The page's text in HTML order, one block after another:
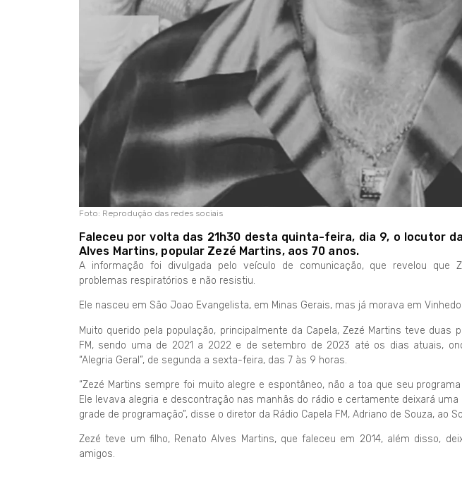
Foto: Reprodução das redes sociais
Faleceu por volta das 21h30 desta quinta-feira, dia 9, o locutor da
Alves Martins, popular Zezé Martins, aos 70 anos.
A informação foi divulgada pelo veículo de comunicação, que revelou que
problemas respiratórios e não resistiu.
Ele nasceu em São Joao Evangelista, em Minas Gerais, mas já morava em
Muito querido pela população, principalmente da Capela, Zezé Martins teve duas
FM, sendo uma de 2021 a 2022 e de setembro de 2023 até os dias atuais,
“Alegria Geral”, de segunda a sexta-feira, das 7 às 9 horas.
“Zezé Martins sempre foi muito alegre e espontâneo, não a toa que seu programa
Ele levava alegria e descontração nas manhãs do rádio e certamente deixará
grade de programação”, disse o diretor da Rádio Capela FM, Adriano de Souza, ao
Zezé teve um filho, Renato Alves Martins, que faleceu em 2014, além disso,
amigos.